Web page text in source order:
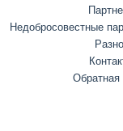
Недобросовестные
Обратная